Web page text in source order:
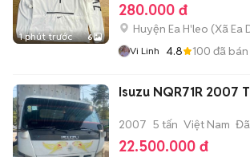
1 phút trước 6
280.000 đ
Huyện Ea H'leo (Xã Ea
Vi Linh 4.8 100 đã bán
Isuzu NQR71R 2007
2007 5 tấn Việt Nam
22.500.000 đ